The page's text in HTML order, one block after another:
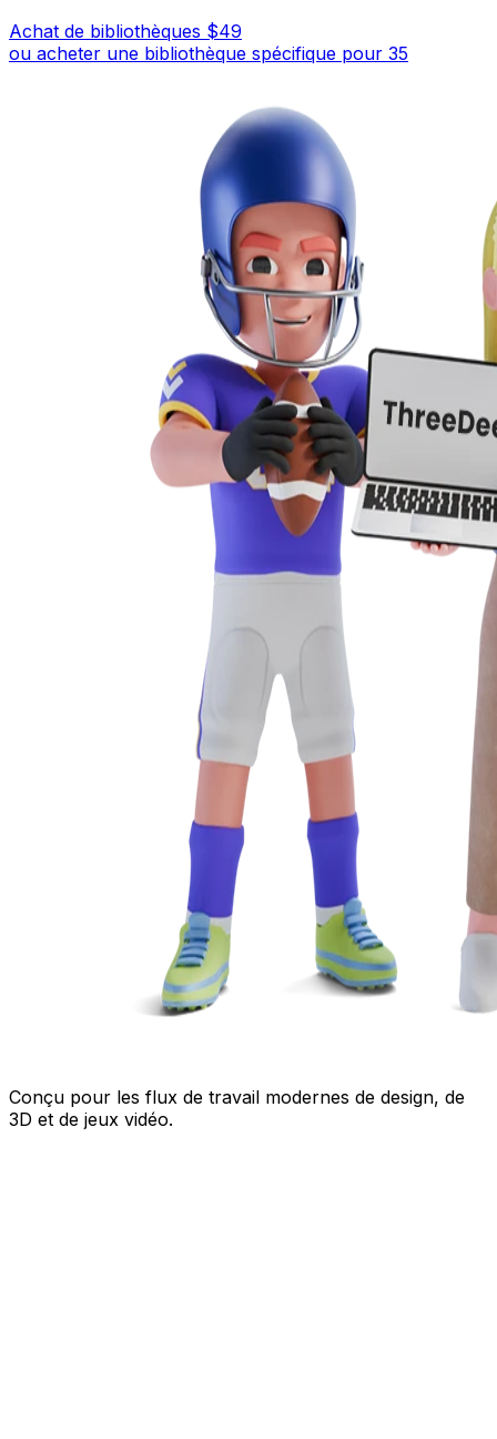
Achat de bibliothèques $49
ou acheter une bibliothèque spécifique pour 35
Conçu pour les flux de travail modernes de design, de
3D et de jeux vidéo.